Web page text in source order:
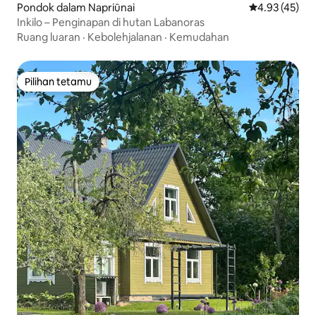
Pondok dalam Napriūnai Penarafan
4.93 (45)
Inkilo – Penginapan di hutan Labanoras
Ruang luaran · Kebolehjalanan · Kemudahan
Pilihan tetamu
Pilihan tetamu